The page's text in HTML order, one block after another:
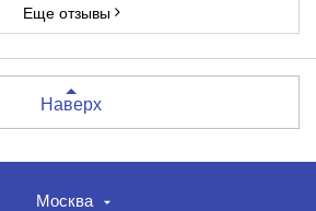
Еще отзывы
Наверх
Москва